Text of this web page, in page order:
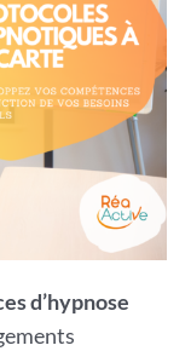
d’hypnose